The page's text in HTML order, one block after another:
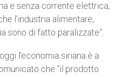
e senza corrente elettrica,
l’industria alimentare,
sono di fatto paralizzate”.
l’economia siriana è a
che “il prodotto